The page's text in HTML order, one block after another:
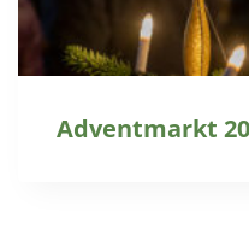
Adventmarkt